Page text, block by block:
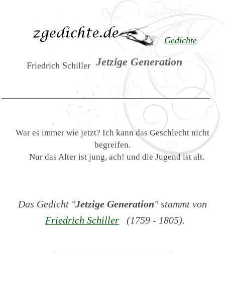
Gedichte
Jetzige Generation
Friedrich Schiller
War es immer wie jetzt? Ich kann das Geschlecht nicht
begreifen.
Nur das Alter ist jung, ach! und die Jugend ist alt.
Das Gedicht "Jetzige Generation" stammt von
Friedrich Schiller (1759 - 1805).